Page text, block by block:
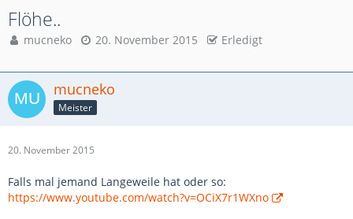
Flöhe..
mucneko 20. November 2015 Erledigt
mucneko
Meister
20. November 2015
Falls mal jemand Langeweile hat oder so:
https://www.youtube.com/watch?v=OCiX7r1WXno